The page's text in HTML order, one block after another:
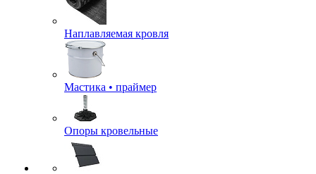
Наплавляемая кровля
Мастика • праймер
Опоры кровельные